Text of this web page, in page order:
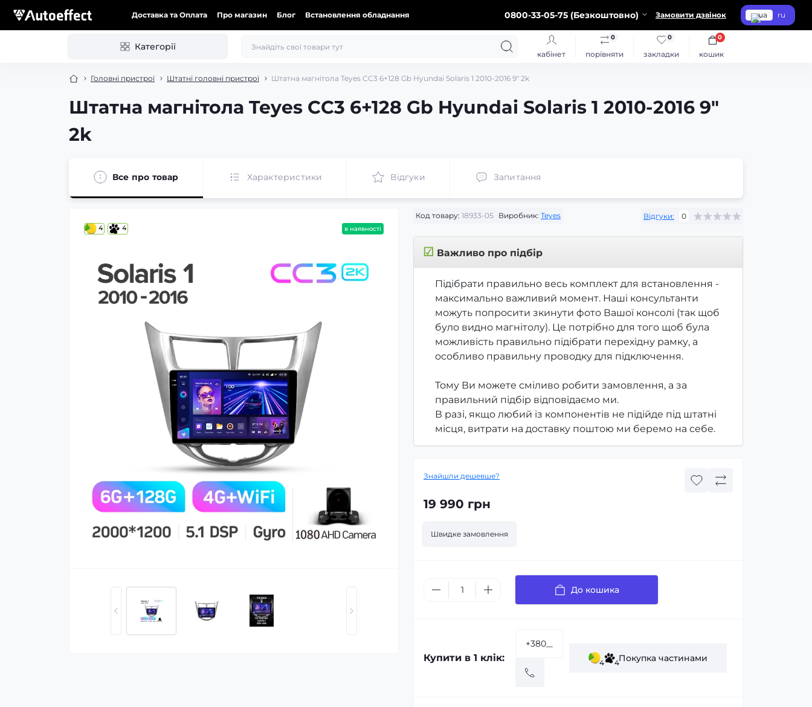
Доставка та Оплата Про магазин Блог Встановлення обладнання 0800-33-05-75 (Безкоштовно) Замовити дзвінок ua ru
Категорії
кабінет порівняти
0
закладки
0
кошик
0
Головні пристрої Штатні головні пристрої Штатна магнітола Teyes CC3 6+128 Gb Hyundai Solaris 1 2010-2016 9" 2k
Штатна магнітола Teyes CC3 6+128 Gb Hyundai Solaris 1 2010-2016 9"
2k
Все про товар Характеристики Відгуки Запитання
4 4 в наявності
Код товару: 18933-05 Виробник: Teyes Відгуки: 0
☑ Важливо про підбір
Підібрати правильно весь комплект для встановлення -
максимально важливий момент. Наші консультанти
можуть попросити зкинути фото Вашої консолі (так щоб
було видно магнітолу). Це потрібно для того щоб була
можливість правильно підібрати перехідну рамку, а
особливо правильну проводку для підключення.
Тому Ви можете сміливо робити замовлення, а за
правильний підбір відповідаємо ми.
В разі, якщо любий із компонентів не підійде під штатні
місця, витрати на доставку поштою ми беремо на себе.
Знайшли дешевше?
19 990 грн
Швидке замовлення
До кошика
Купити в 1 клік: 4 4Покупка частинами